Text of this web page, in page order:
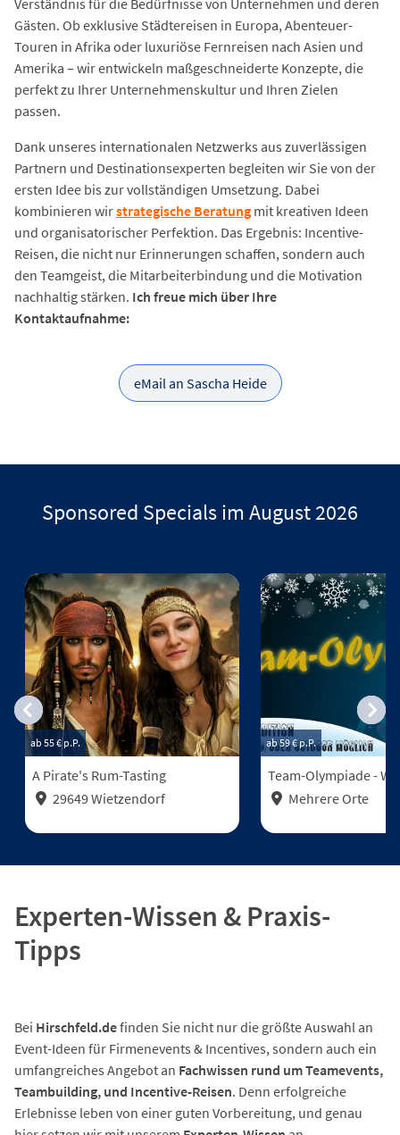
Gästen. Ob exklusive Städtereisen in Europa, Abenteuer-
Touren in Afrika oder luxuriöse Fernreisen nach Asien und
Amerika – wir entwickeln maßgeschneiderte Konzepte, die
perfekt zu Ihrer Unternehmenskultur und Ihren Zielen
passen.
Dank unseres internationalen Netzwerks aus zuverlässigen
Partnern und Destinationsexperten begleiten wir Sie von der
ersten Idee bis zur vollständigen Umsetzung. Dabei
kombinieren wirstrategische Beratung mit kreativen Ideen
und organisatorischer Perfektion. Das Ergebnis: Incentive-
Reisen, die nicht nur Erinnerungen schaffen, sondern auch
den Teamgeist, die Mitarbeiterbindung und die Motivation
nachhaltig stärken. Ich freue mich über Ihre
Kontaktaufnahme:
eMail an Sascha Heide
Sponsored Specials im August 2026
ab 55 €p.P.
A Pirate's Rum-Tasting
29649 Wietzendorf
ab 59 €p.P.
Team-Olympiade -
Mehrere Orte
Experten-Wissen & Praxis-
Tipps
Bei Hirschfeld.definden Sie nicht nur die größte Auswahl an
Event-Ideen für Firmenevents & Incentives, sondern auch ein
umfangreiches Angebot an Fachwissen rund um Teamevents,
Teambuilding, und Incentive-Reisen. Denn erfolgreiche
Erlebnisse leben von einer guten Vorbereitung, und genau